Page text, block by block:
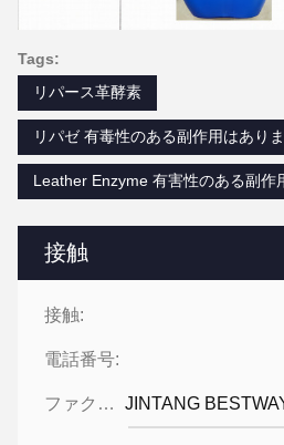
接触
接触:
電話番号:
ファクシミリ: JINTANG
Tags:
リパース革酵素
リパゼ 有毒性のある副作用はあり
Leather Enzyme 有害性のある副作